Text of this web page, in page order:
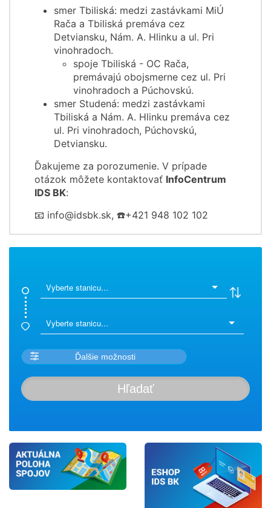
smer Tbiliská: medzi zastávkami MiÚ
Rača a Tbiliská premáva cez
Detviansku, Nám. A. Hlinku a ul. Pri
vinohradoch.
spoje Tbiliská - OC Rača,
premávajú obojsmerne cez ul. Pri
vinohradoch a Púchovskú.
smer Studená: medzi zastávkami
Tbiliská a Nám. A. Hlinku premáva cez
ul. Pri vinohradoch, Púchovskú,
Detviansku.
Ďakujeme za porozumenie. V prípade
otázok môžete kontaktovať InfoCentrum
IDS BK:
📧 info@idsbk.sk, ☎️+421 948 102 102